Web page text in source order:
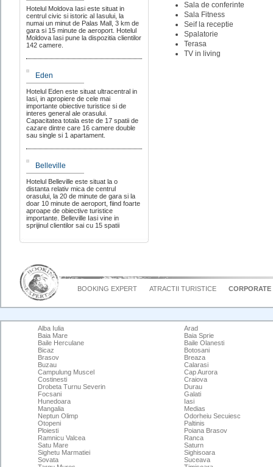
Hotelul Moldova Iasi este situat in
centrul civic si istoric al Iasului, la
numai un minut de Palas Mall, 3 km de
gara si 15 minute de aeroport. Hotelul
Moldova Iasi pune la dispozitia clientilor
142 camere.
Eden
Hotelul Eden este situat ultracentral in
Iasi, in apropiere de cele mai
importante obiective turistice si de
interes general ale orasului.
Capacitatea totala este de 17 spatii de
cazare dintre care 16 camere double
sau single si 1 apartament.
Belleville
Hotelul Belleville este situat la o
distanta relativ mica de centrul
orasului, la 20 de minute de gara si la
doar 10 minute de aeroport, fiind foarte
aproape de obiective turistice
importante. Belleville Iasi vine in
sprijinul clientilor sai cu 15 spatii
Sala de conferinte
Sala Fitness
Seif la receptie
Spalatorie
Terasa
TV in living
BOOKING EXPERT ATRACTII TURISTICE CORPORATE
Alba Iulia
Arad
Baia Mare
Baia Sprie
Baile Herculane
Baile Olanesti
Bicaz
Botosani
Brasov
Breaza
Buzau
Calarasi
Campulung Muscel
Cap Aurora
Costinesti
Craiova
Drobeta Turnu Severin
Durau
Focsani
Galati
Hunedoara
Iasi
Mangalia
Medias
Neptun Olimp
Odorheiu Secuiesc
Otopeni
Paltinis
Ploiesti
Poiana Brasov
Ramnicu Valcea
Ranca
Satu Mare
Saturn
Sighetu Marmatiei
Sighisoara
Sovata
Suceava